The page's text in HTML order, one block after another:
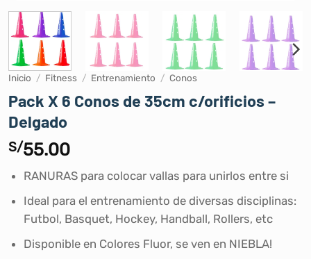
Inicio / Fitness / Entrenamiento / Conos
Pack X 6 Conos de 35cm c/orificios –
Delgado
S/55.00
RANURAS para colocar vallas para unirlos entre si
Ideal para el entrenamiento de diversas disciplinas:
Futbol, Basquet, Hockey, Handball, Rollers, etc
Disponible en Colores Fluor, se ven en NIEBLA!